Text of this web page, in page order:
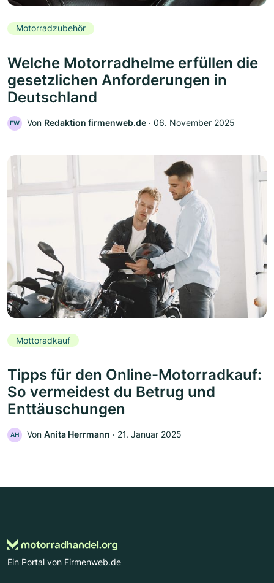
Motorradzubehör
Welche Motorradhelme erfüllen die
gesetzlichen Anforderungen in
Deutschland
FW Von Redaktion firmenweb.de ‧ 06. November 2025
Mottoradkauf
Tipps für den Online-Motorradkauf:
So vermeidest du Betrug und
Enttäuschungen
AH Von Anita Herrmann ‧ 21. Januar 2025
Ein Portal von Firmenweb.de